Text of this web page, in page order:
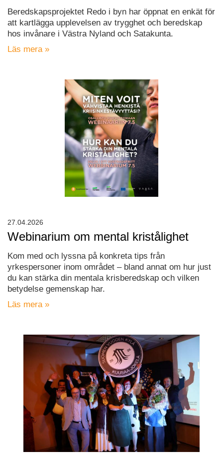
Beredskapsprojektet Redo i byn har öppnat en enkät för
att kartlägga upplevelsen av trygghet och beredskap
hos invånare i Västra Nyland och Satakunta.
Läs mera »
Webinarium om mental kristålighet
Kom med och lyssna på konkreta tips från
yrkespersoner inom området – bland annat om hur just
du kan stärka din mentala krisberedskap och vilken
betydelse gemenskap har.
Läs mera »
27.04.2026